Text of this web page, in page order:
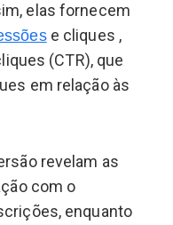
elas fornecem
e cliques ,
(CTR), que
em relação às
revelam as
com o
enquanto